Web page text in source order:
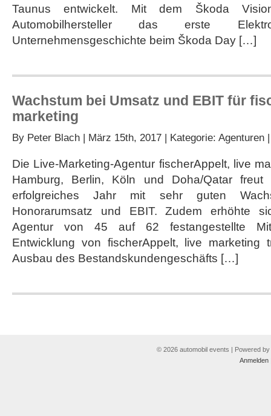
Taunus entwickelt. Mit dem Škoda
Automobilhersteller das erste
Unternehmensgeschichte beim Škoda Day […]
Wachstum bei Umsatz und EBIT für
marketing
By Peter Blach | März 15th, 2017 | Kategorie: Agenturen
Die Live-Marketing-Agentur fischerAppelt, live
Hamburg, Berlin, Köln und Doha/Qatar
erfolgreiches Jahr mit sehr guten
Honorarumsatz und EBIT. Zudem erhöhte
Agentur von 45 auf 62 festangestellte
Entwicklung von fischerAppelt, live marketing
Ausbau des Bestandskundengeschäfts […]
© 2026 automobil events | Powered by
Anmelden|